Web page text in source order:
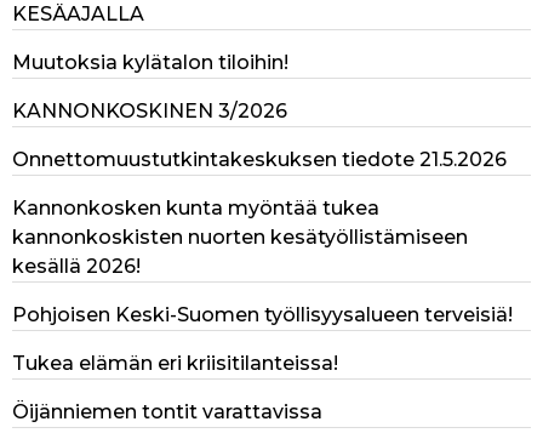
KESÄAJALLA
Muutoksia kylätalon tiloihin!
KANNONKOSKINEN 3/2026
Onnettomuustutkintakeskuksen tiedote 21.5.2026
Kannonkosken kunta myöntää tukea
kannonkoskisten nuorten kesätyöllistämiseen
kesällä 2026!
Pohjoisen Keski-Suomen työllisyysalueen terveisiä!
Tukea elämän eri kriisitilanteissa!
Öijänniemen tontit varattavissa